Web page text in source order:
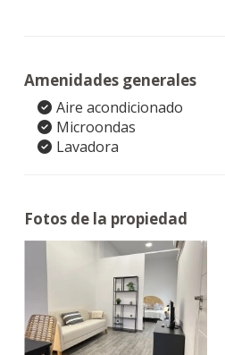
Amenidades generales
Aire acondicionado
Microondas
Lavadora
Fotos de la propiedad